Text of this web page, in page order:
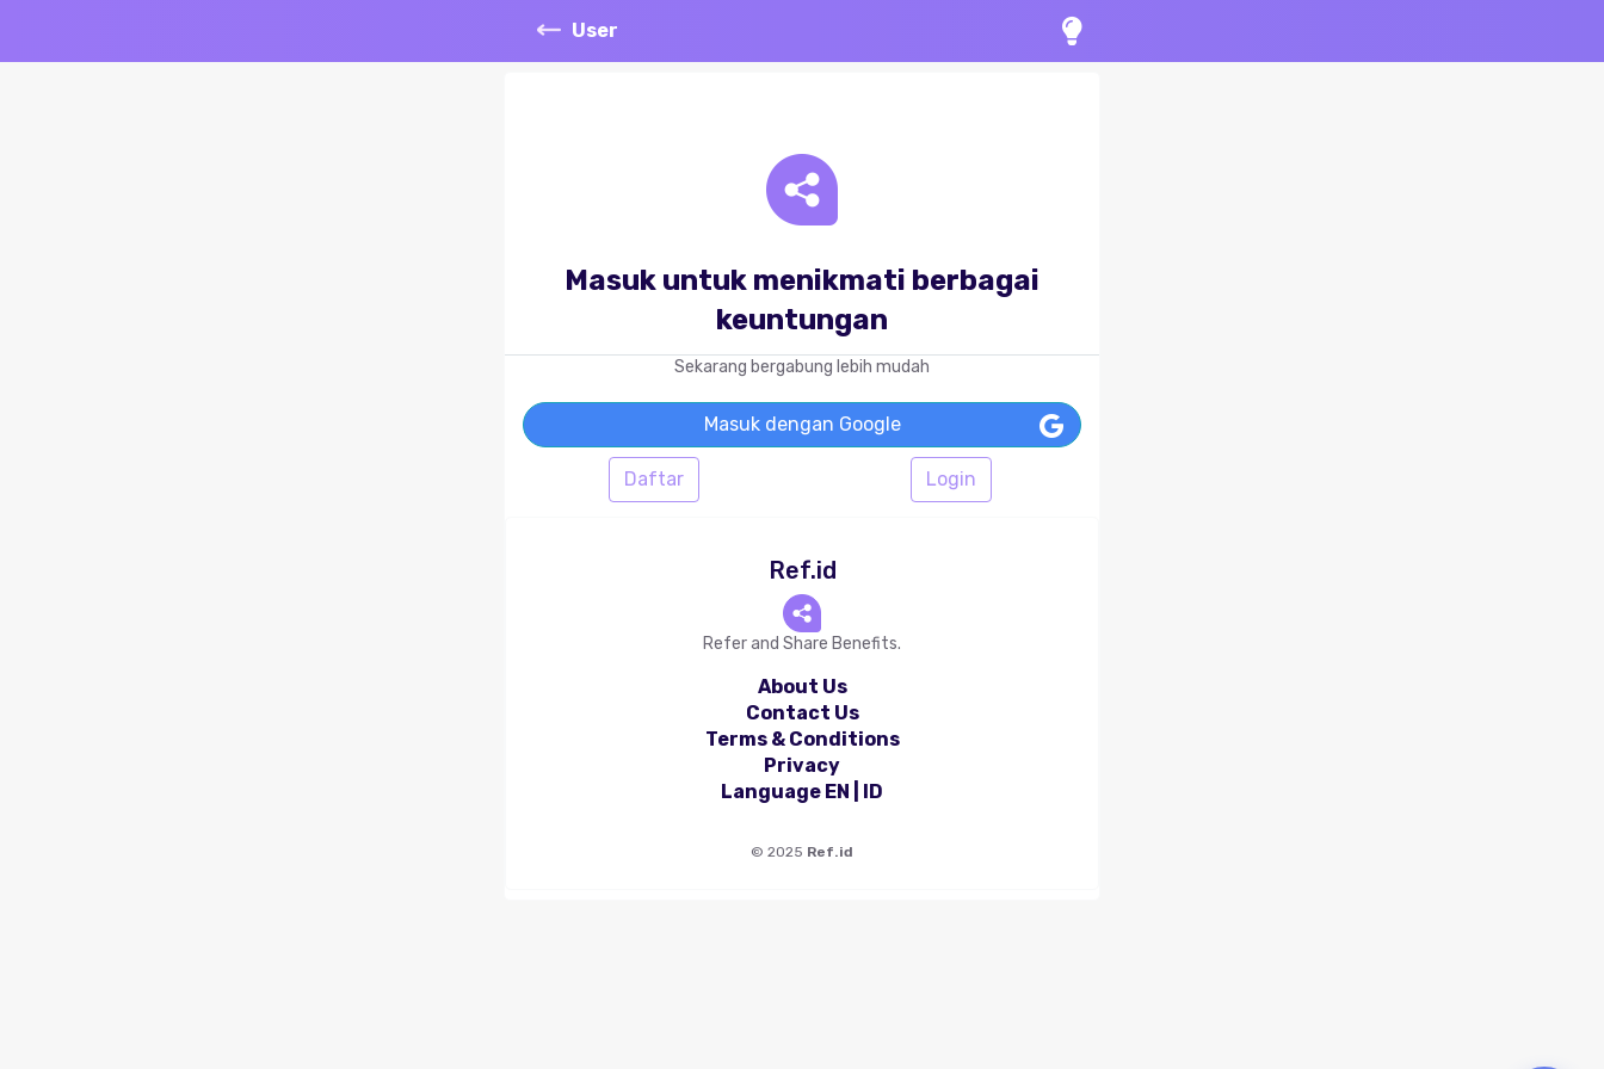
User
Masuk untuk menikmati berbagai
keuntungan
Sekarang bergabung lebih mudah
Masuk dengan Google
Daftar Login
Ref.id
Refer and Share Benefits.
About Us
Contact Us
Terms & Conditions
Privacy
Language EN ID
© 2025 Ref.id